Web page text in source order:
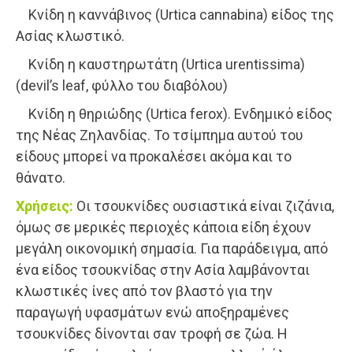
Κνίδη η καννάβινος (Urtica cannabina) είδος της
Ασίας κλωστικό.
Κνίδη η καυστηρωτάτη (Urtica urentissima)
(devil’s leaf, φύλλο του διαβόλου)
Κνίδη η θηριώδης (Urtica ferox). Ενδημικό είδος
της Νέας Ζηλανδίας. Το τσίμπημα αυτού του
είδους μπορεί να προκαλέσει ακόμα και το
θάνατο.
Χρήσεις: Οι τσουκνίδες ουσιαστικά είναι ζιζάνια,
όμως σε μερικές περιοχές κάποια είδη έχουν
μεγάλη οικονομική σημασία. Για παράδειγμα, από
ένα είδος τσουκνίδας στην Ασία λαμβάνονται
κλωστικές ίνες από τον βλαστό για την
παραγωγή υφασμάτων ενώ αποξηραμένες
τσουκνίδες δίνονται σαν τροφή σε ζώα. Η